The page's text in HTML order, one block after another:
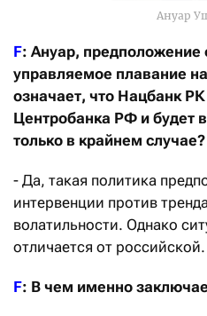
Ануар
F: Ануар, предположение
управляемое плавание
означает, что Нацбанк
Центробанка РФ и будет
только в крайнем случае?
- Да, такая политика
интервенции против
волатильности. Однако
отличается от российской.
F: В чем именно